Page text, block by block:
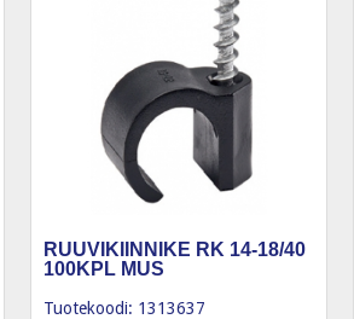
RUUVIKIINNIKE RK 14-18/40
100KPL MUS
Tuotekoodi: 1313637